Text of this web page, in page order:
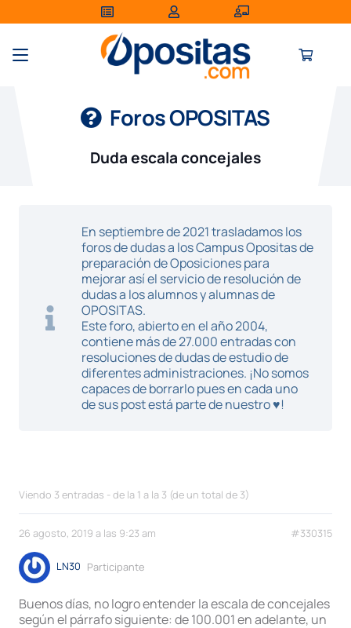
Foros OPOSITAS
Duda escala concejales
En septiembre de 2021 trasladamos los
foros de dudas a los Campus Opositas de
preparación de Oposiciones para
mejorar así el servicio de resolución de
dudas a los alumnos y alumnas de
OPOSITAS.
Este foro, abierto en el año 2004,
contiene más de 27.000 entradas con
resoluciones de dudas de estudio de
diferentes administraciones. ¡No somos
capaces de borrarlo pues en cada uno
de sus post está parte de nuestro ♥!
Viendo 3 entradas - de la 1 a la 3 (de un total de 3)
26 agosto, 2019 a las 9:23 am #330315
LN30 Participante
Buenos días, no logro entender la escala de concejales
según el párrafo siguiente: de 100.001 en adelante, un